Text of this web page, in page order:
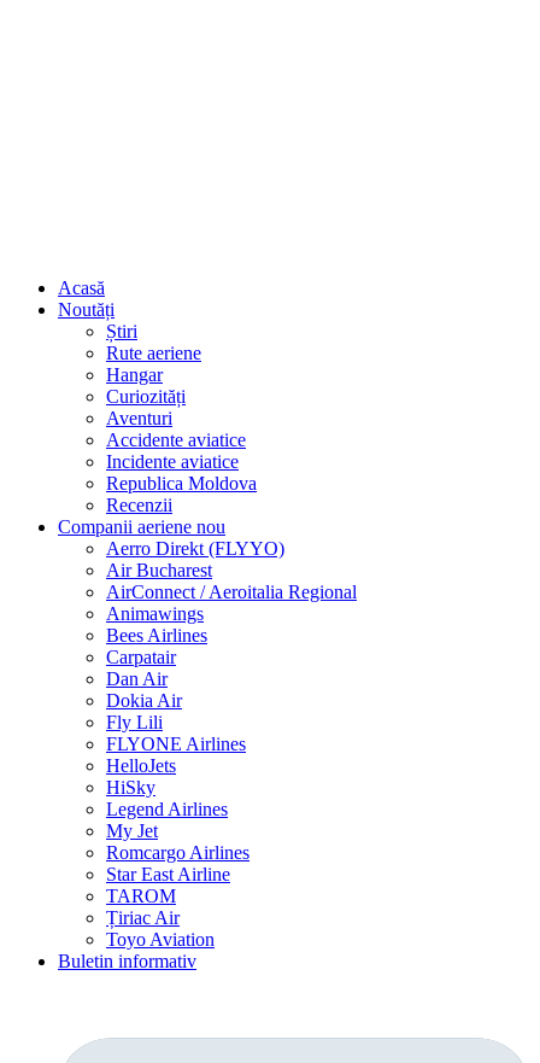
Acasă
Noutăți
Știri
Rute aeriene
Hangar
Curiozități
Aventuri
Accidente aviatice
Incidente aviatice
Republica Moldova
Recenzii
Companii aeriene nou
Aerro Direkt (FLYYO)
Air Bucharest
AirConnect / Aeroitalia Regional
Animawings
Bees Airlines
Carpatair
Dan Air
Dokia Air
Fly Lili
FLYONE Airlines
HelloJets
HiSky
Legend Airlines
My Jet
Romcargo Airlines
Star East Airline
TAROM
Țiriac Air
Toyo Aviation
Buletin informativ